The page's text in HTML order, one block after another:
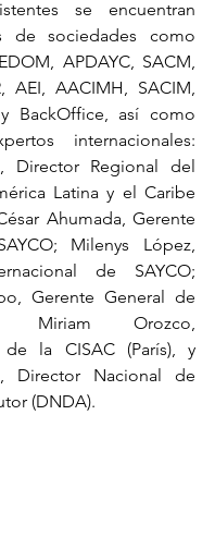
se encuentran
de sociedades como
APDAYC, SACM,
AEI, AACIMH, SACIM,
BackOffice, así como
internacionales:
Director Regional del
Latina y el Caribe
Ahumada, Gerente
Milenys López,
de SAYCO;
Gerente General de
Miriam Orozco,
de la CISAC (París), y
Director Nacional de
(DNDA).